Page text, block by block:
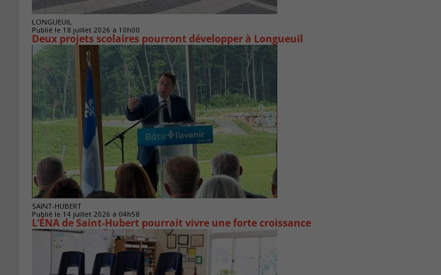
LONGUEUIL
Publié le 18 juillet 2026 à 10h00
Deux projets scolaires pourront développer à Longueuil
SAINT-HUBERT
Publié le 14 juillet 2026 à 04h58
L’ÉNA de Saint-Hubert pourrait vivre une forte croissance